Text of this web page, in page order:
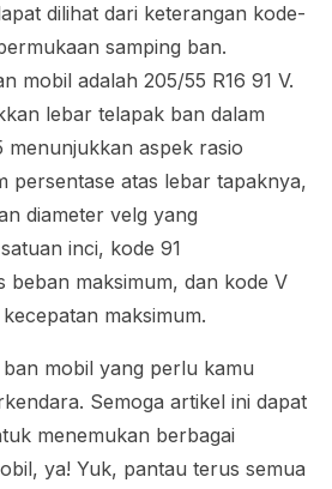
dilihat dari keterangan kode-
samping ban.
mobil adalah 205/55 R16 91 V.
lebar telapak ban dalam
menunjukkan aspek rasio
persentase atas lebar tapaknya,
diameter velg yang
inci, kode 91
beban maksimum, dan kode V
maksimum.
mobil yang perlu kamu
Semoga artikel ini dapat
menemukan berbagai
ya! Yuk, pantau terus semua